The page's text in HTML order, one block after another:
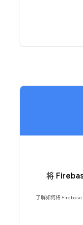
将
了解如何将